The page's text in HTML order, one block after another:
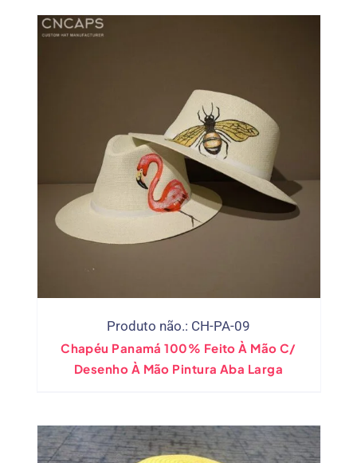
Produto não.: CH-PA-09
Chapéu Panamá 100% Feito À Mão C/
Desenho À Mão Pintura Aba Larga